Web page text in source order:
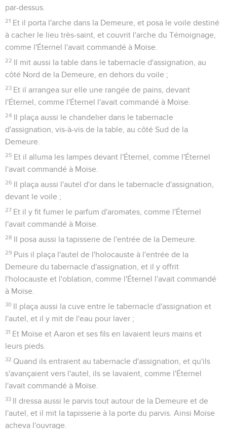
par-dessus.
21 Et il porta l'arche dans la Demeure, et posa le voile destiné
à cacher le lieu très-saint, et couvrit l'arche du Témoignage,
comme l'Éternel l'avait commandé à Moïse.
22 Il mit aussi la table dans le tabernacle d'assignation, au
côté Nord de la Demeure, en dehors du voile ;
23 Et il arrangea sur elle une rangée de pains, devant
l'Éternel, comme l'Éternel l'avait commandé à Moïse.
24 Il plaça aussi le chandelier dans le tabernacle
d'assignation, vis-à-vis de la table, au côté Sud de la
Demeure.
25 Et il alluma les lampes devant l'Éternel, comme l'Éternel
l'avait commandé à Moïse.
26 Il plaça aussi l'autel d'or dans le tabernacle d'assignation,
devant le voile ;
27 Et il y fit fumer le parfum d'aromates, comme l'Éternel
l'avait commandé à Moïse.
28 Il posa aussi la tapisserie de l'entrée de la Demeure.
29 Puis il plaça l'autel de l'holocauste à l'entrée de la
Demeure du tabernacle d'assignation, et il y offrit
l'holocauste et l'oblation, comme l'Éternel l'avait commandé
à Moïse.
30 Il plaça aussi la cuve entre le tabernacle d'assignation et
l'autel, et il y mit de l'eau pour laver ;
31 Et Moïse et Aaron et ses fils en lavaient leurs mains et
leurs pieds.
32 Quand ils entraient au tabernacle d'assignation, et qu'ils
s'avançaient vers l'autel, ils se lavaient, comme l'Éternel
l'avait commandé à Moïse.
33 Il dressa aussi le parvis tout autour de la Demeure et de
l'autel, et il mit la tapisserie à la porte du parvis. Ainsi Moïse
acheva l'ouvrage.